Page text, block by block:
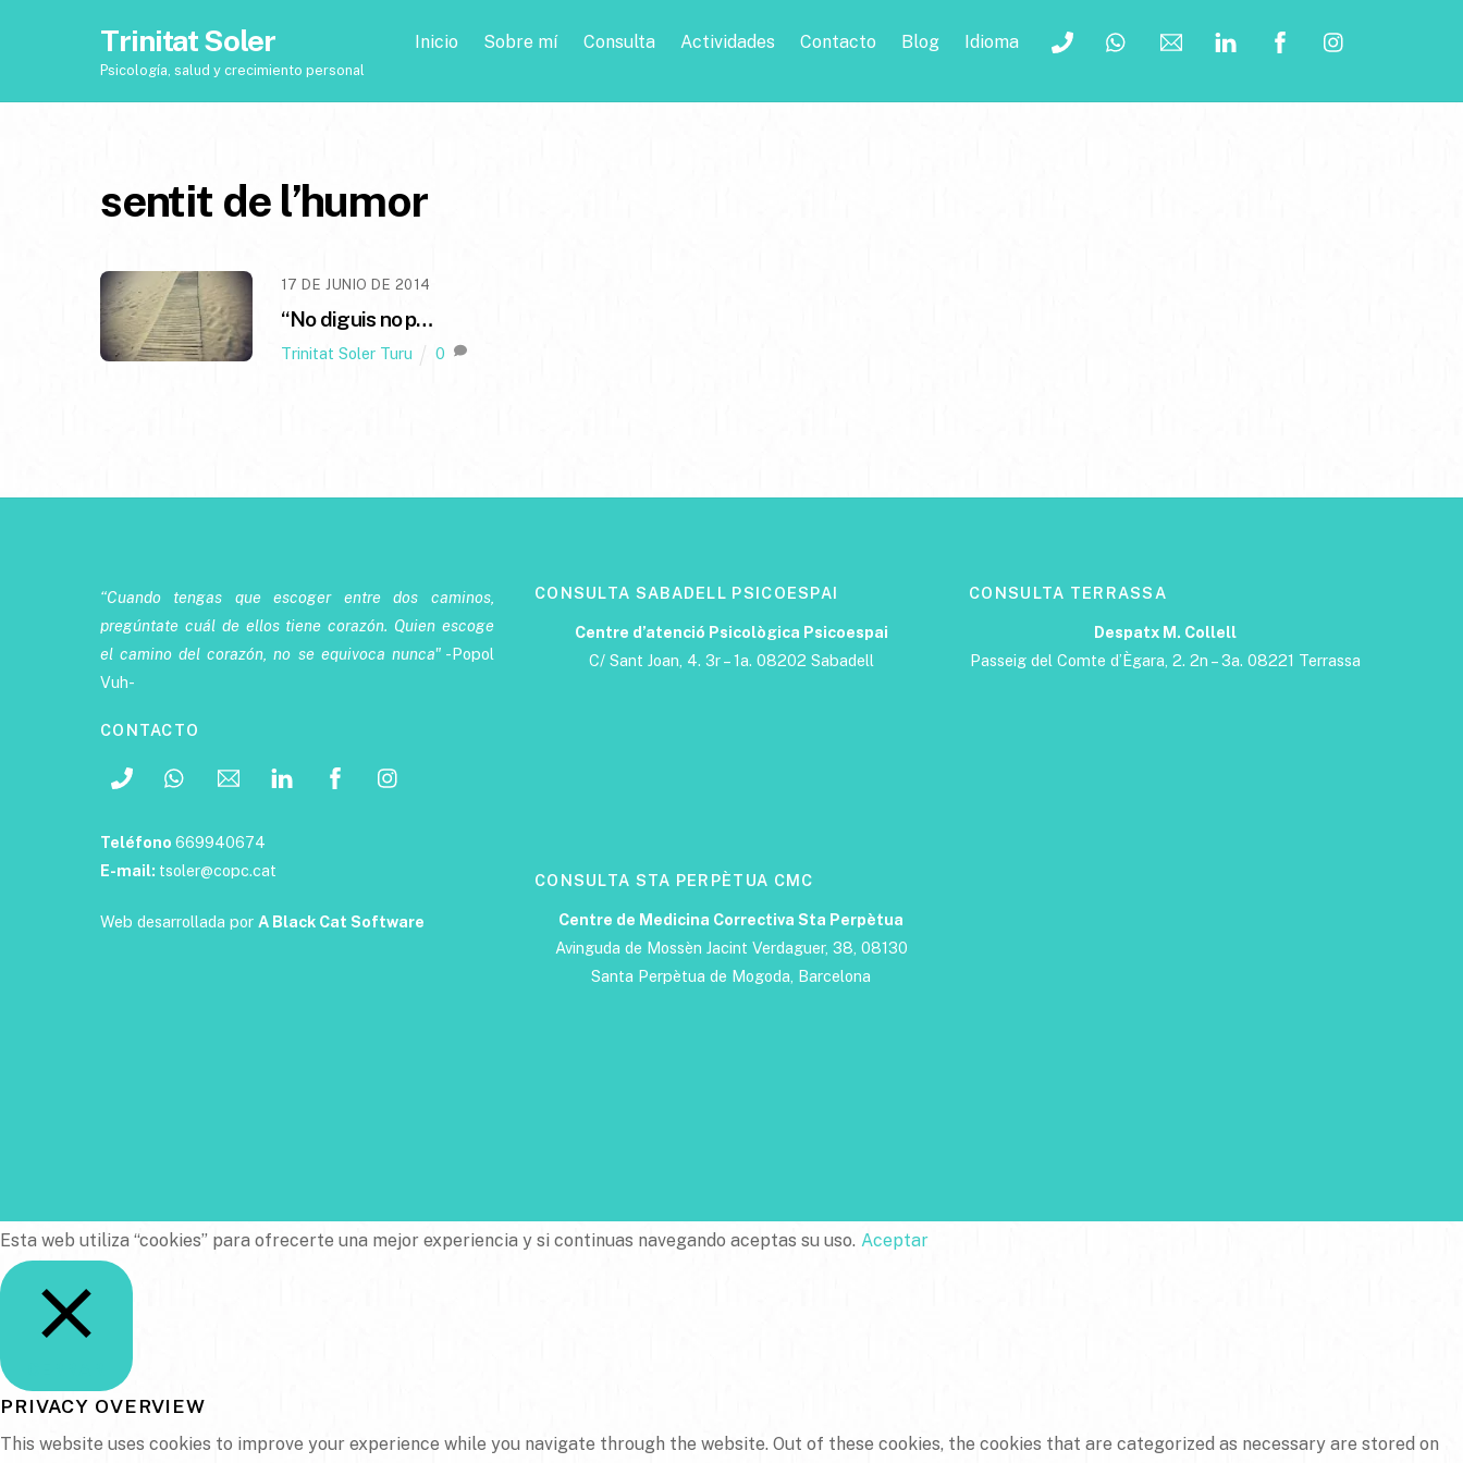
Trinitat Soler
Psicología, salud y crecimiento personal
Inicio Sobre mí Consulta Actividades Contacto Blog Idioma
sentit de l’humor
17 DE JUNIO DE 2014
“No diguis no p…
Trinitat Soler Turu 0
“Cuando tengas que escoger entre dos caminos,
pregúntate cuál de ellos tiene corazón. Quien escoge
el camino del corazón, no se equivoca nunca"-Popol
Vuh-
CONTACTO
Teléfono 669940674
E-mail: tsoler@copc.cat
Web desarrollada por A Black Cat Software
CONSULTA SABADELL PSICOESPAI
Centre d’atenció Psicològica Psicoespai
C/ Sant Joan, 4. 3r – 1a. 08202 Sabadell
CONSULTA STA PERPÈTUA CMC
Centre de Medicina Correctiva Sta Perpètua
Avinguda de Mossèn Jacint Verdaguer, 38, 08130
Santa Perpètua de Mogoda, Barcelona
CONSULTA TERRASSA
Despatx M. Collell
Passeig del Comte d’Ègara, 2. 2n – 3a. 08221 Terrassa
Esta web utiliza “cookies” para ofrecerte una mejor experiencia y si continuas navegando aceptas su uso. Aceptar
PRIVACY OVERVIEW
This website uses cookies to improve your experience while you navigate through the website. Out of these cookies, the cookies that are categorized as necessary are stored on